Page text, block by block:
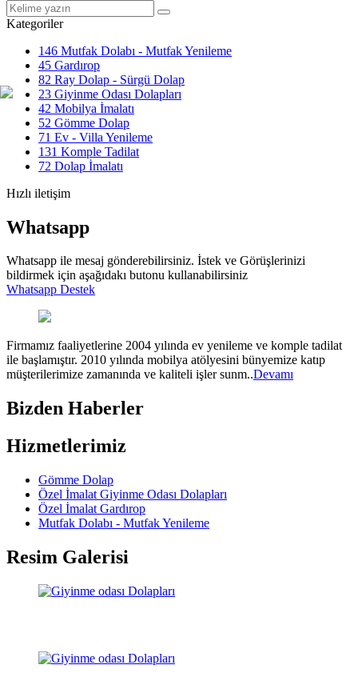
Kategoriler
146 Mutfak Dolabı - Mutfak Yenileme
45 Gardırop
82 Ray Dolap - Sürgü Dolap
23 Giyinme Odası Dolapları
42 Mobilya İmalatı
52 Gömme Dolap
71 Ev - Villa Yenileme
131 Komple Tadilat
72 Dolap İmalatı
Hızlı iletişim
Whatsapp
Whatsapp ile mesaj gönderebilirsiniz. İstek ve Görüşlerinizi
bildirmek için aşağıdakı butonu kullanabilirsiniz
Whatsapp Destek
Firmamız faaliyetlerine 2004 yılında ev yenileme ve komple tadilat
ile başlamıştır. 2010 yılında mobilya atölyesini bünyemize katıp
müşterilerimize zamanında ve kaliteli işler sunm..Devamı
Bizden Haberler
Hizmetlerimiz
Gömme Dolap
Özel İmalat Giyinme Odası Dolapları
Özel İmalat Gardırop
Mutfak Dolabı - Mutfak Yenileme
Resim Galerisi